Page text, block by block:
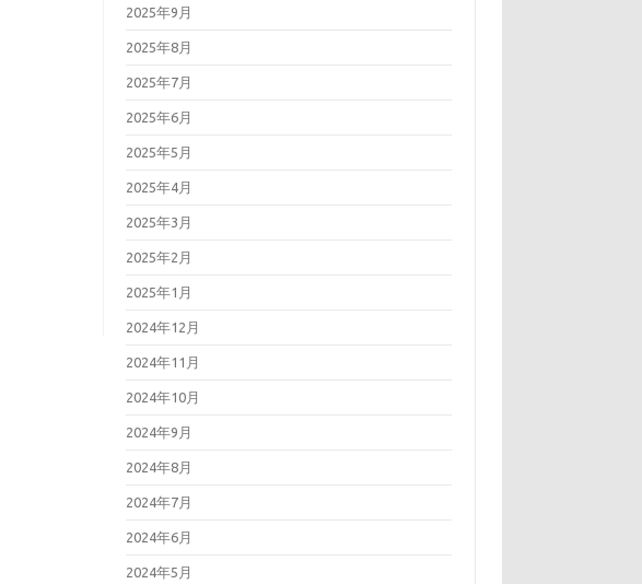
2025年9月
2025年8月
2025年7月
2025年6月
2025年5月
2025年4月
2025年3月
2025年2月
2025年1月
2024年12月
2024年11月
2024年10月
2024年9月
2024年8月
2024年7月
2024年6月
2024年5月